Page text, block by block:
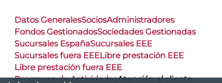
Datos GeneralesSociosAdministradores
Fondos GestionadosSociedades Gestionadas
Sucursales EspañaSucursales EEE
Sucursales fuera EEELibre prestación EEE
Libre prestación fuera EEE
Programa de ActividadesAtención al cliente